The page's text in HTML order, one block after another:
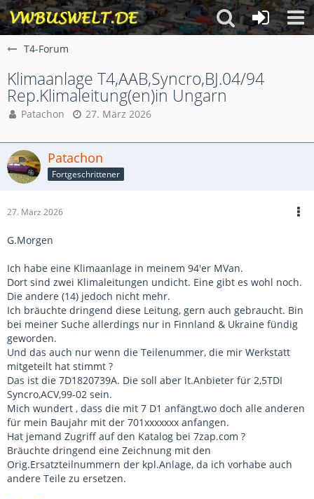
T4-Forum
Klimaanlage T4,AAB,Syncro,BJ.04/94
Rep.Klimaleitung(en)in Ungarn
Patachon 27. März 2026
Patachon
Fortgeschrittener
27. März 2026
G.Morgen
Ich habe eine Klimaanlage in meinem 94'er MVan.
Dort sind zwei Klimaleitungen undicht. Eine gibt es wohl noch.
Die andere (14) jedoch nicht mehr.
Ich bräuchte dringend diese Leitung, gern auch gebraucht. Bin
bei meiner Suche allerdings nur in Finnland & Ukraine fündig
geworden.
Und das auch nur wenn die Teilenummer, die mir Werkstatt
mitgeteilt hat stimmt ?
Das ist die 7D1820739A. Die soll aber lt.Anbieter für 2,5TDI
Syncro,ACV,99-02 sein.
Mich wundert , dass die mit 7 D1 anfängt,wo doch alle anderen
für mein Baujahr mit der 701xxxxxxx anfangen.
Hat jemand Zugriff auf den Katalog bei 7zap.com ?
Bräuchte dringend eine Zeichnung mit den
Orig.Ersatzteilnummern der kpl.Anlage, da ich vorhabe auch
andere Teile zu ersetzen.